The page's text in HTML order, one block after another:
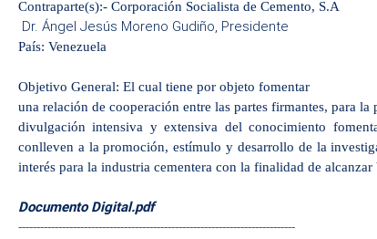
Contraparte(s):- Corporación Socialista de Cemento, S.A
Dr. Ángel Jesús Moreno Gudiño, Presidente
País: Venezuela
Objetivo General: El cual tiene por objeto fomentar
una relación de cooperación entre las partes firmantes, para
divulgación intensiva y extensiva del conocimiento
conlleven a la promoción, estímulo y desarrollo de la
interés para la industria cementera con la finalidad de
Documento Digital.pdf
----------------------------------------------------------------------------